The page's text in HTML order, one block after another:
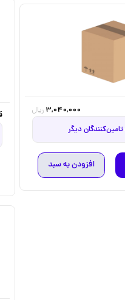
3,040,000 ریال
افزودن به سبد